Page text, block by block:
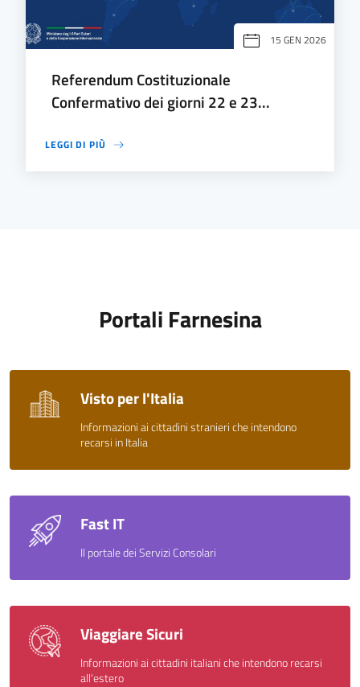
15 GEN 2026
Referendum Costituzionale
Confermativo dei giorni 22 e 23...
LEGGI DI PIÙ
Portali Farnesina
Visto per l'Italia
Informazioni ai cittadini stranieri che intendono
recarsi in Italia
Fast IT
Il portale dei Servizi Consolari
Viaggiare Sicuri
Informazioni ai cittadini italiani che intendono recarsi
all'estero